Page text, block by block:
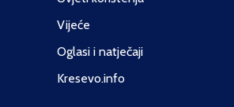
Vijeće
Oglasi i natječaji
Kresevo.info